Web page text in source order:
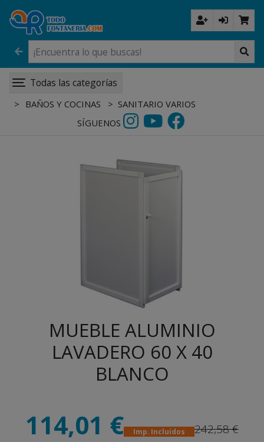
Todas las categorías
BAÑOS Y COCINAS
SANITARIO VARIOS
SÍGUENOS
MUEBLE ALUMINIO
LAVADERO 60 X 40
BLANCO
114,01 € Imp. Incluidos
242,58 €